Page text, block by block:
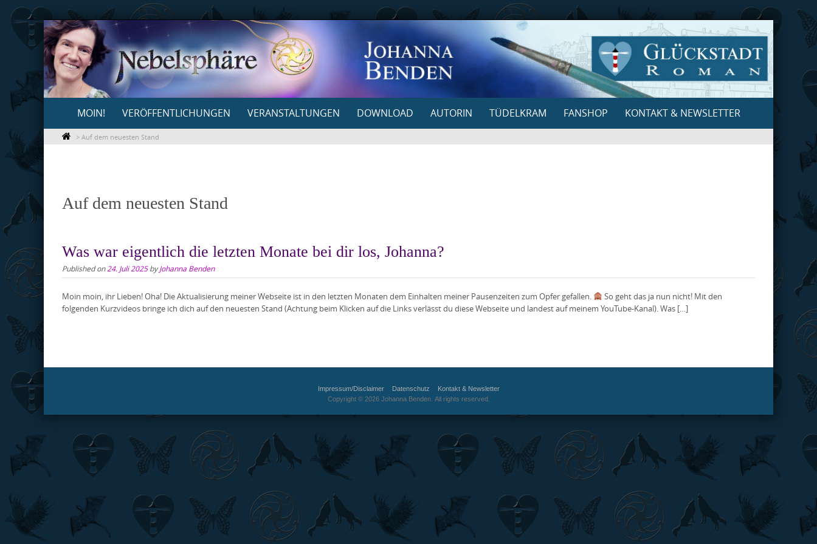
Skip
to
content
content
MOIN! VERÖFFENTLICHUNGEN VERANSTALTUNGEN DOWNLOAD AUTORIN TÜDELKRAM FANSHOP KONTAKT & NEWSLETTER
> Auf dem neuesten Stand
Auf dem neuesten Stand
Was war eigentlich die letzten Monate bei dir los, Johanna?
Published on24. Juli 2025byJohanna Benden
Moin moin, ihr Lieben! Oha! Die Aktualisierung meiner Webseite ist in den letzten Monaten dem Einhalten meiner Pausenzeiten zum Opfer gefallen.
So geht das ja nun nicht! Mit den
folgenden Kurzvideos bringe ich dich auf den neuesten Stand (Achtung beim Klicken auf die Links verlässt du diese Webseite und landest auf meinem YouTube-Kanal). Was […]
Impressum/Disclaimer Datenschutz
Kontakt & Newsletter
Copyright © 2026 Johanna Benden. All rights reserved.